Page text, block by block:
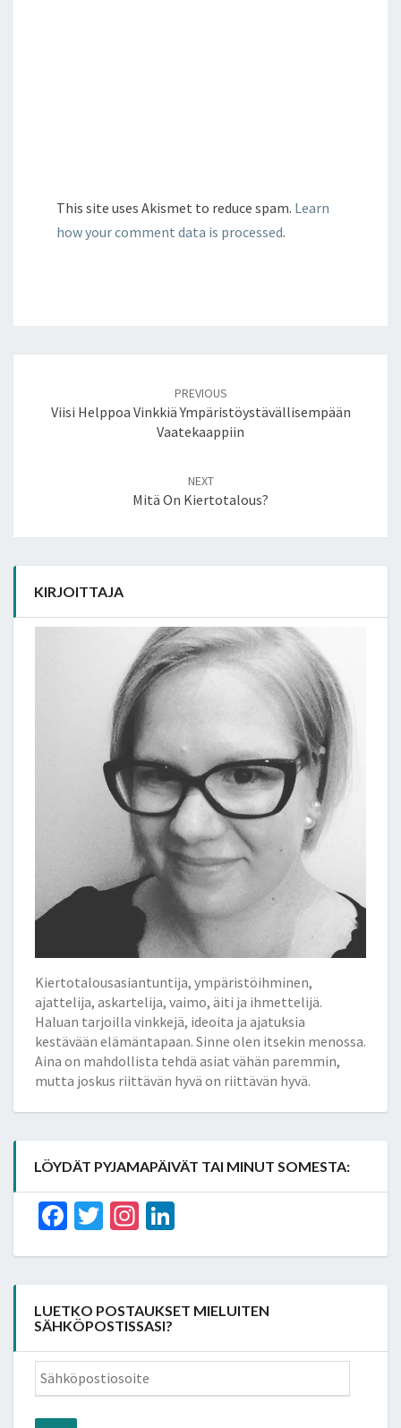
This site uses Akismet to reduce spam. Learn
how your comment data is processed.
PREVIOUS
Viisi Helppoa Vinkkiä Ympäristöystävällisempään
Vaatekaappiin
NEXT
Mitä On Kiertotalous?
KIRJOITTAJA
Kiertotalousasiantuntija, ympäristöihminen,
ajattelija, askartelija, vaimo, äiti ja ihmettelijä.
Haluan tarjoilla vinkkejä, ideoita ja ajatuksia
kestävään elämäntapaan. Sinne olen itsekin menossa.
Aina on mahdollista tehdä asiat vähän paremmin,
mutta joskus riittävän hyvä on riittävän hyvä.
LÖYDÄT PYJAMAPÄIVÄT TAI MINUT SOMESTA:
Facebook
TwitterInstagram
LUETKO POSTAUKSET MIELUITEN
SÄHKÖPOSTISSASI?
Sähköpostiosoite